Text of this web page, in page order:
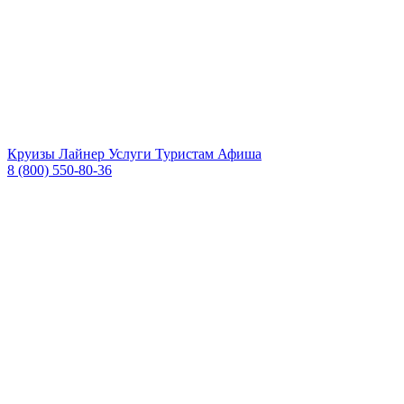
Круизы Лайнер Услуги Туристам Афиша
8 (800) 550-80-36